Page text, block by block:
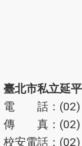
臺北市私立延
電 話：(02)
傳 真：(02)
校安電話：